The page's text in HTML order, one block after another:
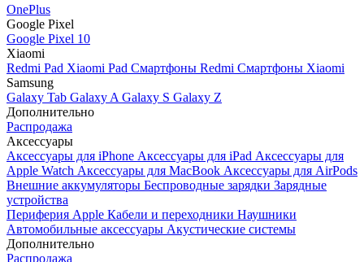
OnePlus
Google Pixel
Google Pixel 10
Xiaomi
Redmi Pad Xiaomi Pad Смартфоны Redmi Смартфоны Xiaomi
Samsung
Galaxy Tab Galaxy A Galaxy S Galaxy Z
Дополнительно
Распродажа
Аксессуары
Аксессуары для iPhone Аксессуары для iPad Аксессуары для
Apple Watch Аксессуары для MacBook Аксессуары для AirPods
Внешние аккумуляторы Беспроводные зарядки Зарядные
устройства
Периферия Apple Кабели и переходники Наушники
Автомобильные аксессуары Акустические системы
Дополнительно
Распродажа